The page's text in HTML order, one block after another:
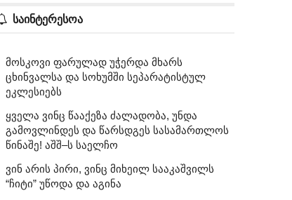
საინტერესოა
მოსკოვი ფარულად უჭერდა მხარს
ცხინვალსა და სოხუმში სეპარატისტულ
ეკლესიებს
ყველა ვინც წააქეზა ძალადობა, უნდა
გამოვლინდეს და წარსდგეს სასამართლოს
წინაშე! აშშ–ს საელჩო
ვინ არის პირი, ვინც მიხეილ სააკაშვილს
“ჩიტი” უწოდა და აგინა